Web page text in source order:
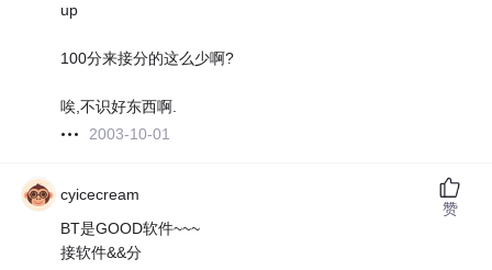
up
100分来接分的这么少啊?
唉,不识好东西啊.
2003-10-01
cyicecream
BT是GOOD软件~~~
接软件&&分
赞